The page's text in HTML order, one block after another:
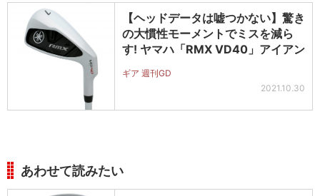
【ヘッドデータは嘘つかない】驚き
の大慣性モーメントでミスを減ら
す! ヤマハ「RMX VD40」アイアン
ギア 週刊GD
2021.10.30
あわせて読みたい